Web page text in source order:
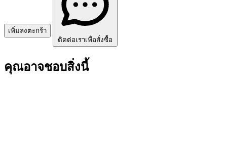
เพิ่มลงตะกร้า
ติดต่อเราเพื่อสั่งซื้อ
คุณอาจชอบสิ่งนี้